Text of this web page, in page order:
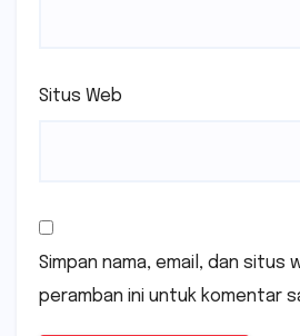
Situs Web
Simpan nama, email, dan situs
peramban ini untuk komentar